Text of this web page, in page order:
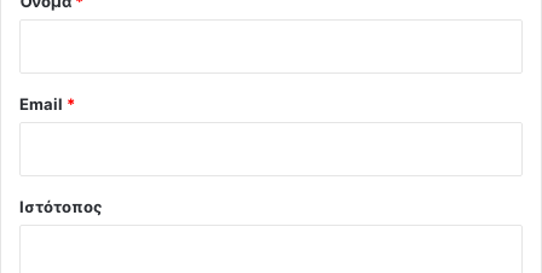
Email *
Ιστότοπος